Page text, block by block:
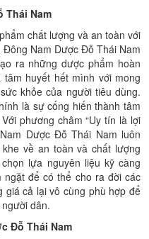
Thái Nam
chất lượng và an toàn với
Nam Dược Đỗ Thái Nam
ra những dược phẩm hoàn
huyết hết mình với mong
khỏe của người tiêu dùng.
là sự cống hiến thành tâm
phương châm “Uy tín là lợi
Dược Đỗ Thái Nam luôn
về an toàn và chất lượng
lựa nguyên liệu kỹ càng
để có thể cho ra đời các
giá cả lại vô cùng phù hợp để
dân.
Đỗ Thái Nam